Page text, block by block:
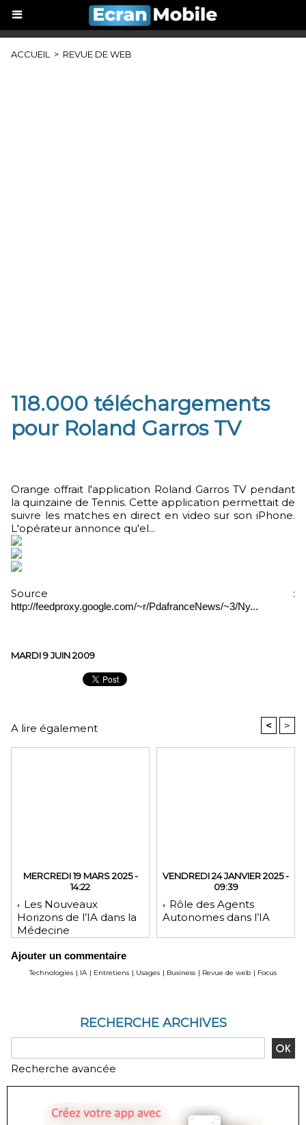
ACCUEIL > REVUE DE WEB
118.000 téléchargements
pour Roland Garros TV
Orange offrait l'application Roland Garros TV pendant
la quinzaine de Tennis. Cette application permettait de
suivre les matches en direct en video sur son iPhone.
L'opérateur annonce qu'el...
Source :
http://feedproxy.google.com/~r/PdafranceNews/~3/Ny...
MARDI 9 JUIN 2009
A lire également < >
MERCREDI 19 MARS 2025 -
14:22
Les Nouveaux
Horizons de l’IA dans la
Médecine
VENDREDI 24 JANVIER 2025 -
09:39
Rôle des Agents
Autonomes dans l’IA
Ajouter un commentaire
Technologies | IA | Entretiens | Usages | Business | Revue de web | Focus
RECHERCHE ARCHIVES
Recherche avancée